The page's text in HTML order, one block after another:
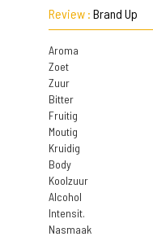
Review : Brand Up
Aroma
Zoet
Zuur
Bitter
Fruitig
Moutig
Kruidig
Body
Koolzuur
Alcohol
Intensit.
Nasmaak